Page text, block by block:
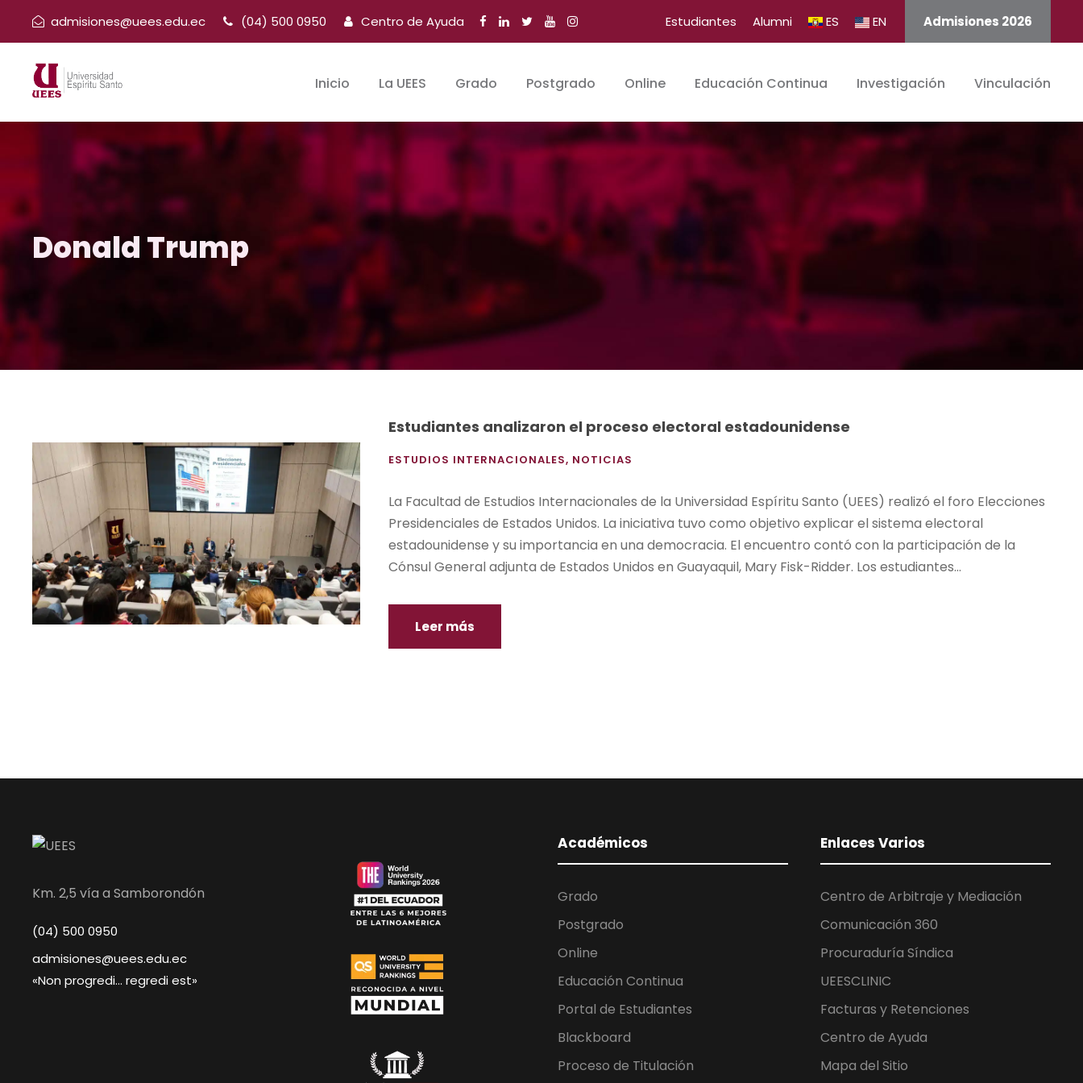
admisiones@uees.edu.ec (04) 500 0950 Centro de Ayuda Estudiantes Alumni ES EN Admisiones 2026
Inicio La UEES Grado Postgrado Online Educación Continua Investigación Vinculación
Donald Trump
Estudiantes analizaron el proceso electoral estadounidense
ESTUDIOS INTERNACIONALES, NOTICIAS
La Facultad de Estudios Internacionales de la Universidad Espíritu Santo (UEES) realizó el foro Elecciones
Presidenciales de Estados Unidos. La iniciativa tuvo como objetivo explicar el sistema electoral
estadounidense y su importancia en una democracia. El encuentro contó con la participación de la
Cónsul General adjunta de Estados Unidos en Guayaquil, Mary Fisk-Ridder. Los estudiantes...
Leer más
Km. 2,5 vía a Samborondón
(04) 500 0950
admisiones@uees.edu.ec
«Non progredi… regredi est»
Académicos
Grado
Postgrado
Online
Educación Continua
Portal de Estudiantes
Blackboard
Proceso de Titulación
Enlaces Varios
Centro de Arbitraje y Mediación
Comunicación 360
Procuraduría Síndica
UEESCLINIC
Facturas y Retenciones
Centro de Ayuda
Mapa del Sitio